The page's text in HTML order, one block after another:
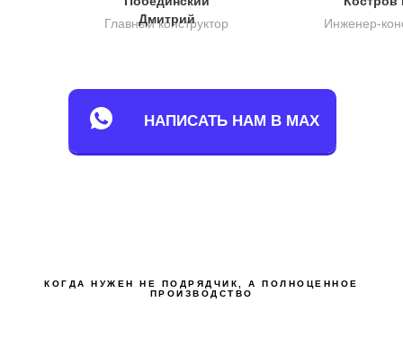
Главный конструктор
Дмитрий
Инженер-
НАПИСАТЬ НАМ В MAX
КОГДА НУЖЕН НЕ ПОДРЯДЧИК, А ПОЛНОЦЕННОЕ
ПРОИЗВОДСТВО